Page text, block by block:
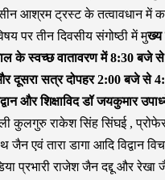
आश्रम ट्रस्ट के तत्वावधान में
पर तीन दिवसीय संगोष्ठी में मुख्य
के स्वच्छ वातावरण में 8:30 बजे से
दूसरा सत्र दोपहर 2:00 बजे से
और शिक्षाविद डॉ जयकुमार
कुलगुरु राकेश सिंह सिंघई ,
जैन एवं तारा डागा आदि विद्वान
प्रभारी राजेश जैन दद्दू और रेखा